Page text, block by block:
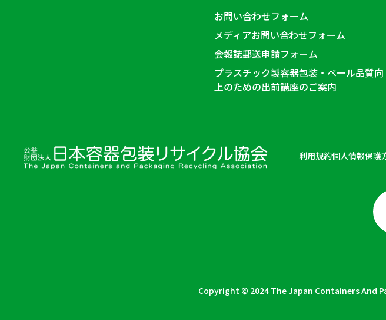
お問い合わせフォーム
メディアお問い合わせフォーム
会報誌郵送申請フォーム
プラスチック製容器包装・ベール品質向
上のための出前講座のご案内
利用規約個人情報保護
Copyright © 2024 The Japan Containers And